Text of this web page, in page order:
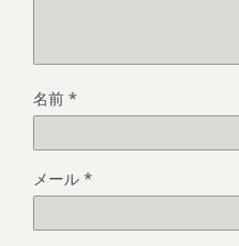
名前 *
メール *